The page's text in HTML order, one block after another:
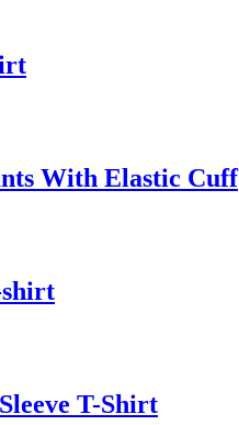
With Elastic Cuff
shirt
T-Shirt